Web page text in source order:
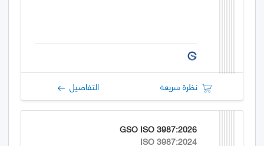
نظرة سريعة التفاصيل
GSO ISO 3987:2026
ISO 3987:2024